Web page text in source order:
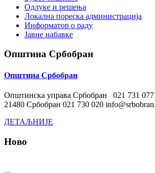
Одлуке и решења
Локална пореска администрација
Информатор о раду
Јавне набавке
Општина Србобран
Општина Србобран
Општинска управа Србобран 021 731 077
21480 Србобран 021 730 020
ДЕТАЉНИЈЕ
Ново